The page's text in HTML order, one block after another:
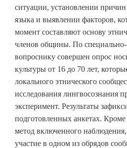
ситуации, установлении причин
языка и выявлении факторов,
момент составляют основу
членов общины. По специально-
вопроснику совершен опрос
культуры от 16 до 70 лет,
локального этнического
исследования лингвосознания
эксперимент. Результаты
подготовленных анкетах.
метод включенного
участие в одном из обрядов